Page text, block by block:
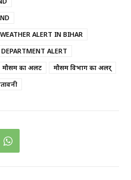
WEATHER ALERT IN BIHAR
ALERT
मौसम का अलर्ट
मौसम विभाग का अलर्